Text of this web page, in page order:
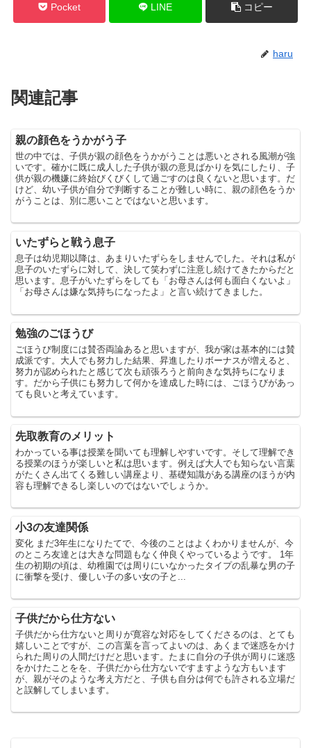
Pocket LINE コピー
haru
関連記事
親の顔色をうかがう子
世の中では、子供が親の顔色をうかがうことは悪いとされる風潮が強
いです。確かに既に成人した子供が親の意見ばかりを気にしたり、子
供が親の機嫌に終始びくびくして過ごすのは良くないと思います。だ
けど、幼い子供が自分で判断することが難しい時に、親の顔色をうか
がうことは、別に悪いことではないと思います。
いたずらと戦う息子
息子は幼児期以降は、あまりいたずらをしませんでした。それは私が
息子のいたずらに対して、決して笑わずに注意し続けてきたからだと
思います。息子がいたずらをしても「お母さんは何も面白くないよ」
「お母さんは嫌な気持ちになったよ」と言い続けてきました。
勉強のごほうび
ごほうび制度には賛否両論あると思いますが、我が家は基本的には賛
成派です。大人でも努力した結果、昇進したりボーナスが増えると、
努力が認められたと感じて次も頑張ろうと前向きな気持ちになりま
す。だから子供にも努力して何かを達成した時には、ごほうびがあっ
ても良いと考えています。
先取教育のメリット
わかっている事は授業を聞いても理解しやすいです。そして理解でき
る授業のほうが楽しいと私は思います。例えば大人でも知らない言葉
がたくさん出てくる難しい講座より、基礎知識がある講座のほうが内
容も理解できるし楽しいのではないでしょうか。
小3の友達関係
変化 まだ3年生になりたてで、今後のことはよくわかりませんが、今
のところ友達とは大きな問題もなく仲良くやっているようです。 1年
生の初期の頃は、幼稚園では周りにいなかったタイプの乱暴な男の子
に衝撃を受け、優しい子の多い女の子と...
子供だから仕方ない
子供だから仕方ないと周りが寛容な対応をしてくださるのは、とても
嬉しいことですが、この言葉を言ってよいのは、あくまで迷惑をかけ
られた周りの人間だけだと思います。たまに自分の子供が周りに迷惑
をかけたことをを、子供だから仕方ないですますような方もいます
が、親がそのような考え方だと、子供も自分は何でも許される立場だ
と誤解してしまいます。